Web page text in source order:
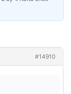
#14910